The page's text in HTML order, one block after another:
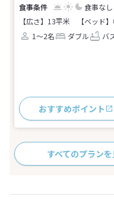
食事なし
【広さ】13平米
【ベッド
1～2名
ダブル バ
おすすめポイント
すべてのプラン